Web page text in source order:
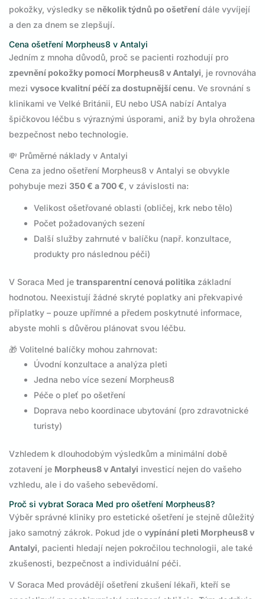
pokožky, výsledky se několik týdnů po ošetření dále vyvíjejí
a den za dnem se zlepšují.
Cena ošetření Morpheus8 v Antalyi
Jedním z mnoha důvodů, proč se pacienti rozhodují pro
zpevnění pokožky pomocí Morpheus8 v Antalyi, je rovnováha
mezi vysoce kvalitní péčí za dostupnější cenu. Ve srovnání s
klinikami ve Velké Británii, EU nebo USA nabízí Antalya
špičkovou léčbu s výraznými úsporami, aniž by byla ohrožena
bezpečnost nebo technologie.
💸 Průměrné náklady v Antalyi
Cena za jedno ošetření Morpheus8 v Antalyi se obvykle
pohybuje mezi 350 € a 700 €, v závislosti na:
Velikost ošetřované oblasti (obličej, krk nebo tělo)
Počet požadovaných sezení
Další služby zahrnuté v balíčku (např. konzultace,
produkty pro následnou péči)
V Soraca Med je transparentní cenová politika základní
hodnotou. Neexistují žádné skryté poplatky ani překvapivé
příplatky – pouze upřímné a předem poskytnuté informace,
abyste mohli s důvěrou plánovat svou léčbu.
🎁 Volitelné balíčky mohou zahrnovat:
Úvodní konzultace a analýza pleti
Jedna nebo více sezení Morpheus8
Péče o pleť po ošetření
Doprava nebo koordinace ubytování (pro zdravotnické
turisty)
Vzhledem k dlouhodobým výsledkům a minimální době
zotavení je Morpheus8 v Antalyi investicí nejen do vašeho
vzhledu, ale i do vašeho sebevědomí.
Proč si vybrat Soraca Med pro ošetření Morpheus8?
Výběr správné kliniky pro estetické ošetření je stejně důležitý
jako samotný zákrok. Pokud jde o vypínání pleti Morpheus8 v
Antalyi, pacienti hledají nejen pokročilou technologii, ale také
zkušenosti, bezpečnost a individuální péči.
V Soraca Med provádějí ošetření zkušení lékaři, kteří se